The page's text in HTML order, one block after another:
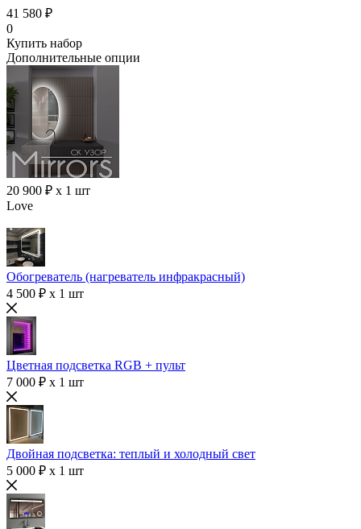
41 580 ₽
0
Купить набор
Дополнительные опции
20 900 ₽ x 1 шт
Love
Обогреватель (нагреватель инфракрасный)
4 500 ₽ x 1 шт
Цветная подсветка RGB + пульт
7 000 ₽ x 1 шт
Двойная подсветка: теплый и холодный свет
5 000 ₽ x 1 шт